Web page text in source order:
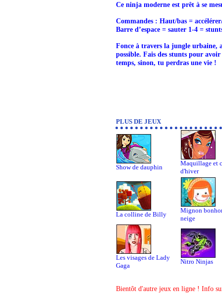
Ce ninja moderne est prêt à se
Commandes : Haut/bas =
Barre d’espace = sauter 1-4 =
Fonce à travers la jungle urbaine,
possible. Fais des stunts pour
temps, sinon, tu perdras une vie !
PLUS DE JEUX
Show de dauphin
Maquillage et
d'hiver
La colline de Billy
Mignon
neige
Les visages de Lady
Gaga
Nitro Ninjas
Bientôt d'autre jeux en ligne ! Info